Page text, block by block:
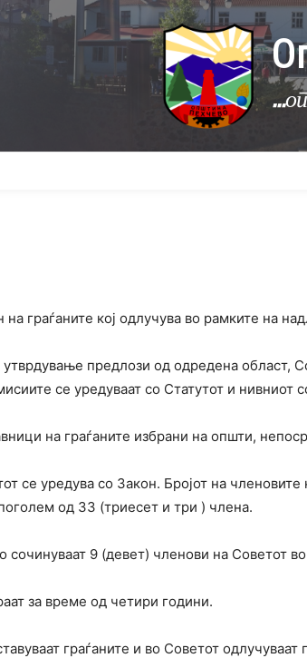
граѓаните кој одлучува во рамките на
предлози од одредена област,
се уредуваат со Статутот и нивниот
на граѓаните избрани на општи,
се уредува со Закон. Бројот на
од 33 (триесет и три ) члена.
9 (девет) членови на Советот
за време од четири години.
граѓаните и во Советот